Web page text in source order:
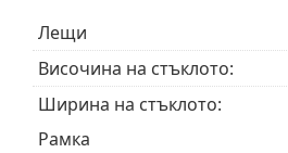
ръководство за очила
Това е медицинско
Лещи
Височина на стъклото:
Ширина на стъклото:
Рамка